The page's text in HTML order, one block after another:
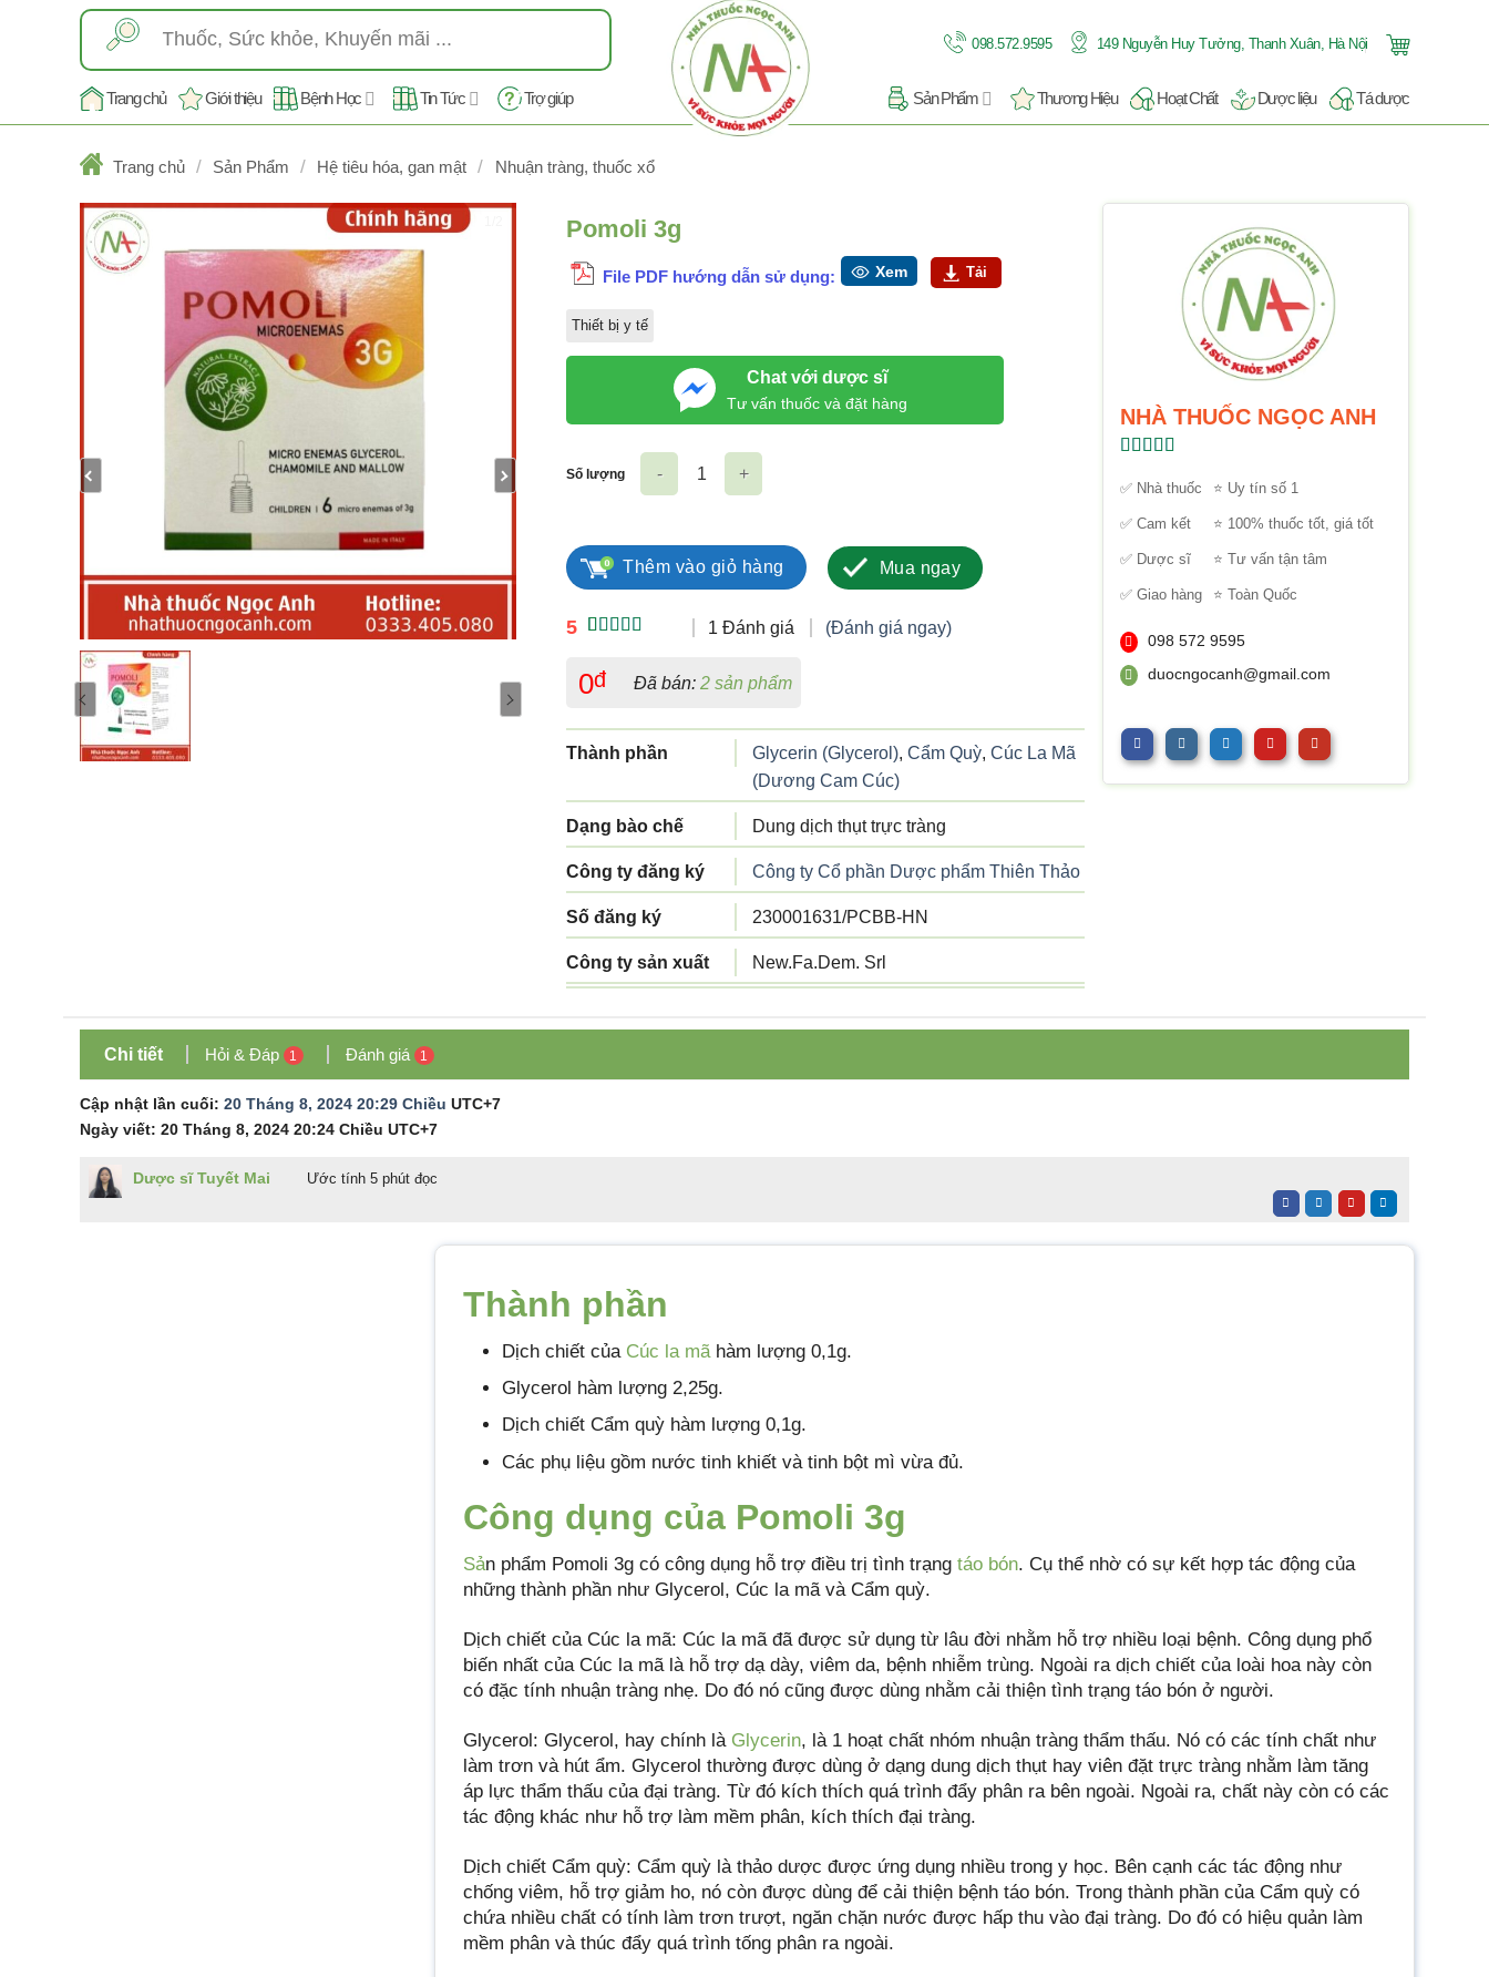
kiếm:
098.572.9595 149 Nguyễn Huy Tưởng, Thanh Xuân, Hà Nội
Trang chủ Giới thiệu Bệnh Học Tin Tức Trợ giúp Sản Phẩm Thương Hiệu Hoạt Chất Dược liệu Tá dược
Trang chủ / Sản Phẩm / Hệ tiêu hóa, gan mật / Nhuận tràng, thuốc xổ
Pomoli 3g
File PDF hướng dẫn sử dụng: Xem Tải
Thiết bị y tế
Chat với dược sĩ
Tư vấn thuốc và đặt hàng
5
dựa trên
đánh giá
1 Đánh giá (Đánh giá ngay)
0đ Đã bán:2 sản phẩm
Thành phần Glycerin (Glycerol),Cẩm Quỳ,Cúc La Mã
(Dương Cam Cúc)
Dạng bào chế Dung dịch thụt trực tràng
Công ty đăng ký Công ty Cổ phần Dược phẩm Thiên Thảo
Số đăng ký 230001631/PCBB-HN
Công ty sản xuất New.Fa.Dem. Srl
xuất
Xuất xứ Ý
Số lượng
Thêm vào giỏ hàng Mua ngay
NHÀ THUỐC NGỌC ANH
hạng5.005
✅ Nhà thuốc ⭐ Uy tín số 1
✅ Cam kết ⭐ 100% thuốc tốt, giá tốt
✅ Dược sĩ ⭐ Tư vấn tận tâm
✅ Giao hàng ⭐ Toàn Quốc
098 572 9595
duocngocanh@gmail.com
Chi tiết Hỏi & Đáp 1 Đánh giá 1
Cập nhật lần cuối: 20 Tháng 8, 2024 20:29 Chiều UTC+7
Ngày viết: 20 Tháng 8, 2024 20:24 Chiều UTC+7
Dược sĩ Tuyết Mai Ước tính 5 phút đọc
Thành phần
Dịch chiết của Cúc la mãhàm lượng 0,1g.
Glycerol hàm lượng 2,25g.
Dịch chiết Cẩm quỳ hàm lượng 0,1g.
Các phụ liệu gồm nước tinh khiết và tinh bột mì vừa đủ.
Công dụng của Pomoli 3g
Sản phẩm Pomoli 3g có công dụng hỗ trợ điều trị tình trạng táo bón. Cụ thể nhờ có sự kết hợp tác động của
những thành phần như Glycerol, Cúc la mã và Cẩm quỳ.
Dịch chiết của Cúc la mã: Cúc la mã đã được sử dụng từ lâu đời nhằm hỗ trợ nhiều loại bệnh. Công dụng phổ
biến nhất của Cúc la mã là hỗ trợ dạ dày, viêm da, bệnh nhiễm trùng. Ngoài ra dịch chiết của loài hoa này còn
có đặc tính nhuận tràng nhẹ. Do đó nó cũng được dùng nhằm cải thiện tình trạng táo bón ở người.
Glycerol: Glycerol, hay chính là Glycerin, là 1 hoạt chất nhóm nhuận tràng thẩm thấu. Nó có các tính chất như
làm trơn và hút ẩm. Glycerol thường được dùng ở dạng dung dịch thụt hay viên đặt trực tràng nhằm làm tăng
áp lực thẩm thấu của đại tràng. Từ đó kích thích quá trình đẩy phân ra bên ngoài. Ngoài ra, chất này còn có các
tác động khác như hỗ trợ làm mềm phân, kích thích đại tràng.
Dịch chiết Cẩm quỳ: Cẩm quỳ là thảo dược được ứng dụng nhiều trong y học. Bên cạnh các tác động như
chống viêm, hỗ trợ giảm ho, nó còn được dùng để cải thiện bệnh táo bón. Trong thành phần của Cẩm quỳ có
chứa nhiều chất có tính làm trơn trượt, ngăn chặn nước được hấp thu vào đại tràng. Do đó có hiệu quản làm
mềm phân và thúc đẩy quá trình tống phân ra ngoài.